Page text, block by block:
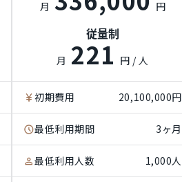
月
円
従量制
月 221 円 / 人
初期費用 20,100,000円
最低利用期間 3ヶ月
最低利用人数 1,000人